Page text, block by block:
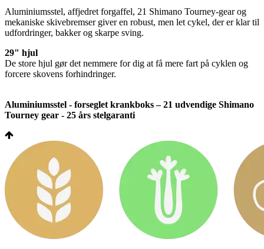
Aluminiumsstel, affjedret forgaffel, 21 Shimano Tourney-gear og
mekaniske skivebremser giver en robust, men let cykel, der er klar til
udfordringer, bakker og skarpe sving.
29" hjul
De store hjul gør det nemmere for dig at få mere fart på cyklen og
forcere skovens forhindringer.
Aluminiumsstel - forseglet krankboks – 21 udvendige Shimano
Tourney gear - 25 års stelgaranti